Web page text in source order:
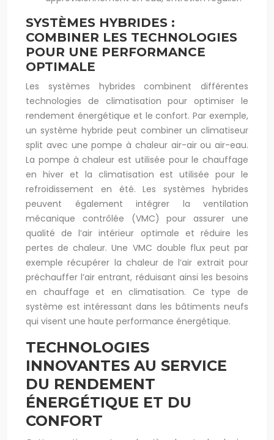
SYSTÈMES HYBRIDES :
COMBINER LES TECHNOLOGIES
POUR UNE PERFORMANCE
OPTIMALE
Les systèmes hybrides combinent différentes
technologies de climatisation pour optimiser le
rendement énergétique et le confort. Par exemple,
un système hybride peut combiner un climatiseur
split avec une pompe à chaleur air-air ou air-eau.
La pompe à chaleur est utilisée pour le chauffage
en hiver et la climatisation est utilisée pour le
refroidissement en été. Les systèmes hybrides
peuvent également intégrer la ventilation
mécanique contrôlée (VMC) pour assurer une
qualité de l’air intérieur optimale et réduire les
pertes de chaleur. Une VMC double flux peut par
exemple récupérer la chaleur de l’air extrait pour
préchauffer l’air entrant, réduisant ainsi les besoins
en chauffage et en climatisation. Ce type de
système est intéressant dans les bâtiments neufs
qui visent une haute performance énergétique.
TECHNOLOGIES
INNOVANTES AU SERVICE
DU RENDEMENT
ÉNERGÉTIQUE ET DU
CONFORT